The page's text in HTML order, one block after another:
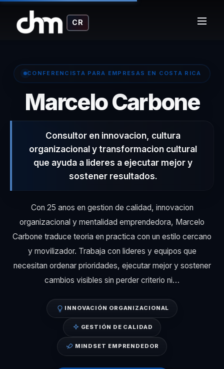
CR
CONFERENCISTA PARA EMPRESAS EN COSTA RICA
Marcelo Carbone–
Consultor en innovacion, cultura
organizacional y transformacion cultural
que ayuda a lideres a ejecutar mejor y
sostener resultados.
Con 25 anos en gestion de calidad, innovacion
organizacional y mentalidad emprendedora, Marcelo
Carbone traduce teoria en practica con un estilo cercano
y movilizador. Trabaja con lideres y equipos que
necesitan ordenar prioridades, ejecutar mejor y sostener
cambios visibles sin perder criterio ni…
INNOVACIÓN ORGANIZACIONAL
GESTIÓN DE CALIDAD
MINDSET EMPRENDEDOR